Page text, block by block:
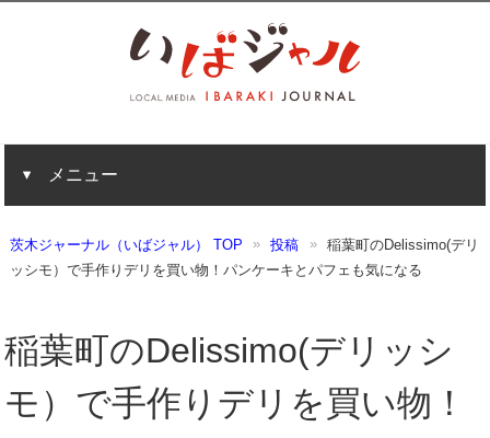
メニュー
茨木ジャーナル（いばジャル） TOP 投稿
稲葉町のDelissimo(デリ
ッシモ）で手作りデリを買い物！パンケーキとパフェも気になる
稲葉町のDelissimo(デリッシ
モ）で手作りデリを買い物！